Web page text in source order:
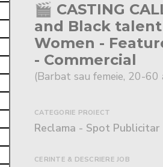
🎬 CASTING
and Black talent
Women -
- Commercial
(Barbat sau femeie, 20-60
CATEGORIE PROIECT
Reclama - Spot Publicitar
CERINTE & DESCRIERE JOB